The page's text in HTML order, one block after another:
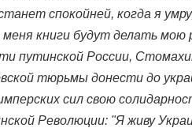
спокойней, когда я
меня книги будут делать мою
путинской России,
тюрьмы донести до
сил свою
Революции: "Я живу